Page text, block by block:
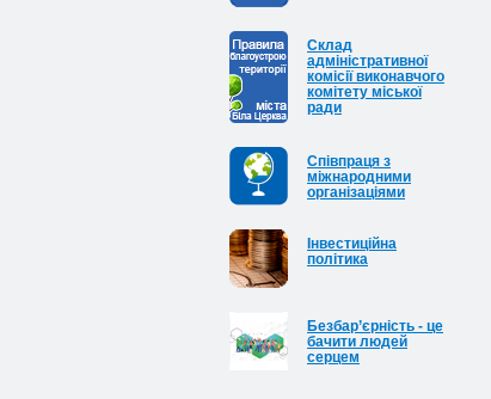
Cклад
адміністративної
комісії виконавчого
комітету міської
ради
Співпраця з
міжнародними
організаціями
Інвестиційна
політика
Безбар’єрність - це
бачити людей
серцем